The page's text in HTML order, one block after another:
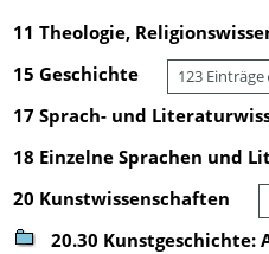
11 Theologie,
15 Geschichte 123 Einträge
17 Sprach- und
18 Einzelne Sprachen und
20 Kunstwissenschaften
20.30 Kunstgeschichte: